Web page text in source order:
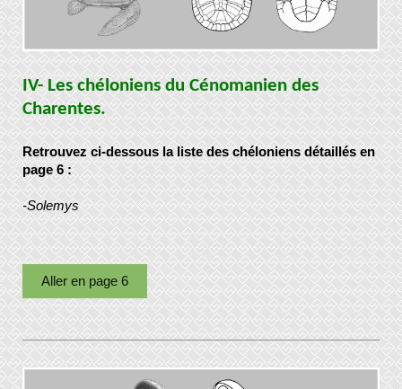
IV- Les chéloniens du Cénomanien des
Charentes.
Retrouvez ci-dessous la liste des chéloniens détaillés en
page 6 :
-Solemys
Aller en page 6